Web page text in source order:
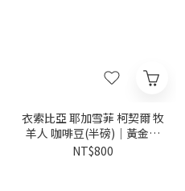
衣索比亞 耶加雪菲 柯契爾 牧
羊人 咖啡豆(半磅)｜黃金烘
焙
NT$800